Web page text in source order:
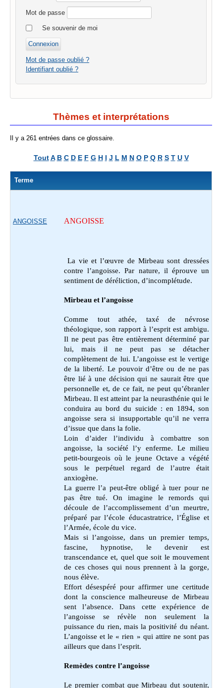
Mot de passe
Se souvenir de moi
Mot de passe oublié ?
Identifiant oublié ?
Thèmes et interprétations
Il y a 261 entrées dans ce glossaire.
Tout A B C D E F G H I J L M N O P Q R S T U V
Terme
ANGOISSE ANGOISSE
La vie et l’œuvre de Mirbeau sont dressées
contre l’angoisse. Par nature, il éprouve un
sentiment de déréliction, d’incomplétude.
Mirbeau et l’angoisse
Comme tout athée, taxé de névrose
théologique, son rapport à l’esprit est ambigu.
Il ne peut pas être entièrement déterminé par
lui, mais il ne peut pas se détacher
complètement de lui. L’angoisse est le vertige
de la liberté. Le pouvoir d’être ou de ne pas
être lié à une décision qui ne saurait être que
personnelle et, de ce fait, ne peut qu’ébranler
Mirbeau. Il est atteint par la neurasthénie qui le
conduira au bord du suicide : en 1894, son
angoisse sera si insupportable qu’il ne verra
d’issue que dans la folie.
Loin d’aider l’individu à combattre son
angoisse, la société l’y enferme. Le milieu
petit-bourgeois où le jeune Octave a végété
sous le perpétuel regard de l’autre était
anxiogène.
La guerre l’a peut-être obligé à tuer pour ne
pas être tué. On imagine le remords qui
découle de l’accomplissement d’un meurtre,
préparé par l’école éducastratrice, l’Église et
l’Armée, école du vice.
Mais si l’angoisse, dans un premier temps,
fascine, hypnotise, le devenir est
transcendance et, quel que soit le mouvement
de ces choses qui nous prennent à la gorge,
nous élève.
Effort désespéré pour affirmer une certitude
dont la conscience malheureuse de Mirbeau
sent l’absence. Dans cette expérience de
l’angoisse se révèle non seulement la
puissance du rien, mais la positivité du néant.
L’angoisse et le « rien » qui attire ne sont pas
ailleurs que dans l’esprit.
Remèdes contre l’angoisse
Le premier combat que Mirbeau dut soutenir,